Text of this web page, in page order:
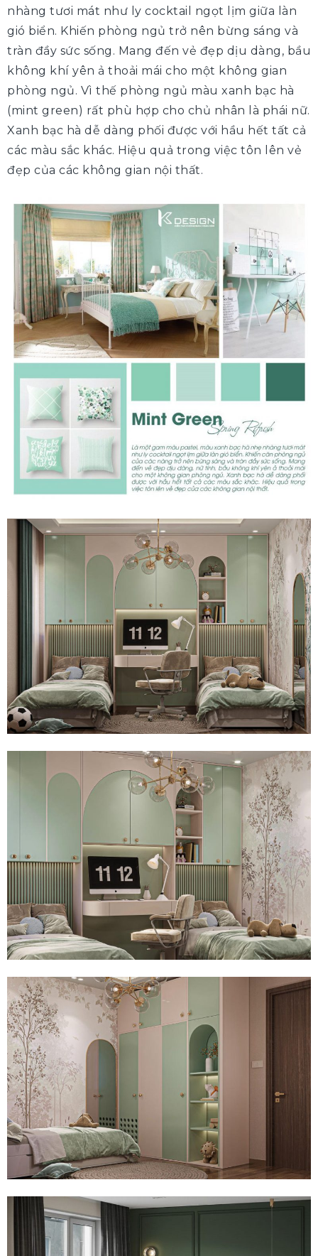
nhàng tươi mát như ly cocktail ngọt lịm giữa làn
gió biển. Khiến phòng ngủ trở nên bừng sáng và
tràn đầy sức sống. Mang đến vẻ đẹp dịu dàng, bầu
không khí yên ả thoải mái cho một không gian
phòng ngủ. Vì thế phòng ngủ màu xanh bạc hà
(mint green) rất phù hợp cho chủ nhân là phái nữ.
Xanh bạc hà dễ dàng phối được với hầu hết tất cả
các màu sắc khác. Hiệu quả trong việc tôn lên vẻ
đẹp của các không gian nội thất.